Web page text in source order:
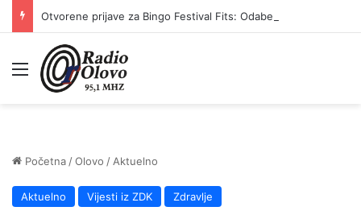
Meni
Početna /Olovo / Aktuelno
Aktuelno Vijesti iz ZDK Zdravlje